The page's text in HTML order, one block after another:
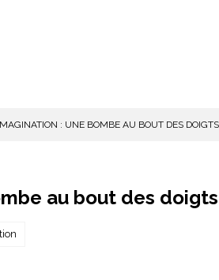
: UNE BOMBE AU BOUT DES
au bout des